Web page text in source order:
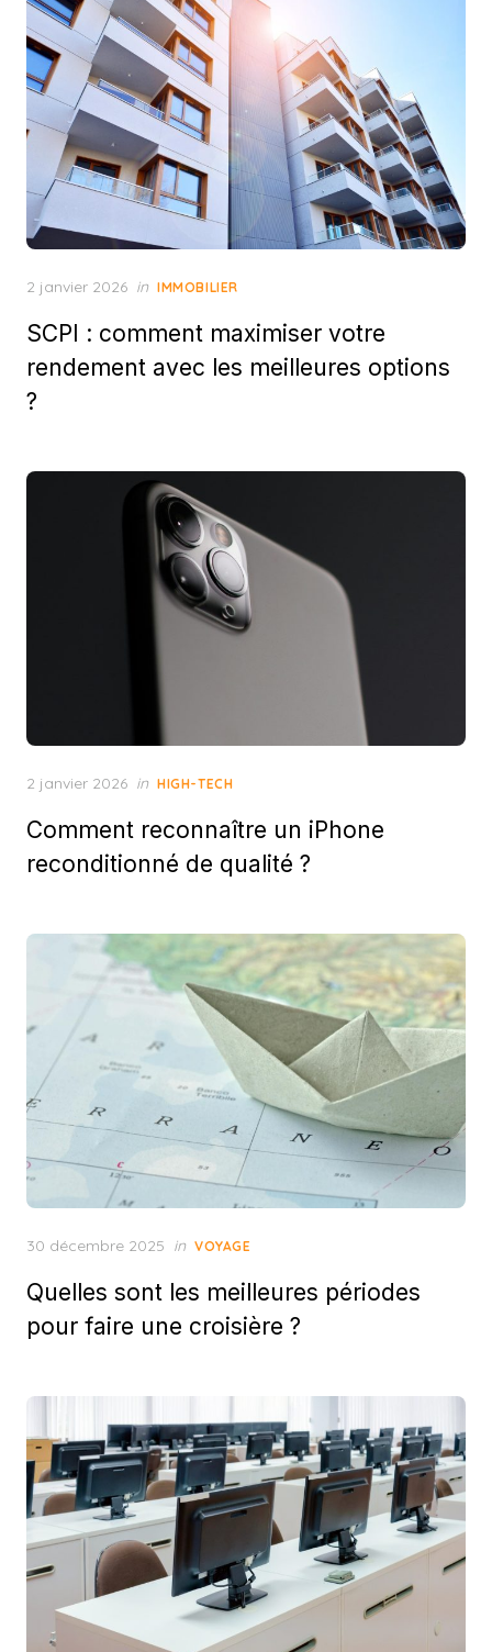
Posted
2 janvier 2026 in IMMOBILIER
SCPI : comment maximiser votre
rendement avec les meilleures options
?
Posted
2 janvier 2026 in HIGH-TECH
Comment reconnaître un iPhone
reconditionné de qualité ?
Posted
30 décembre 2025 in VOYAGE
Quelles sont les meilleures périodes
pour faire une croisière ?